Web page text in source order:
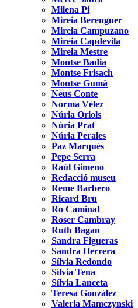
Milena Pi
Mireia Berenguer
Mireia Campuzano
Mireia Capdevila
Mireia Mestre
Montse Badia
Montse Frisach
Montse Gumà
Neus Conte
Norma Vélez
Núria Oriols
Núria Prat
Núria Perales
Paz Marquès
Pepe Serra
Raúl Gimeno
Redacció museu
Reme Barbero
Ricard Bru
Ro Caminal
Roser Cambray
Ruth Bagan
Sandra Figueras
Sandra Herrera
Sílvia Redondo
Sílvia Tena
Sílvia Lanceta
Teresa González
Valeria Mamczynski